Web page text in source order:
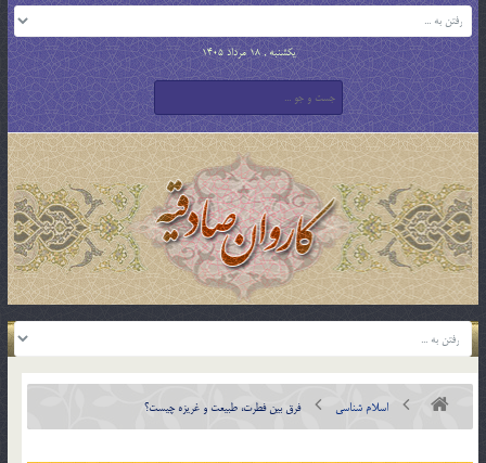
یکشنبه , 18 مرداد 1405
اسلام شناسی فرق بين فطرت، طبيعت و غريزه چيست؟